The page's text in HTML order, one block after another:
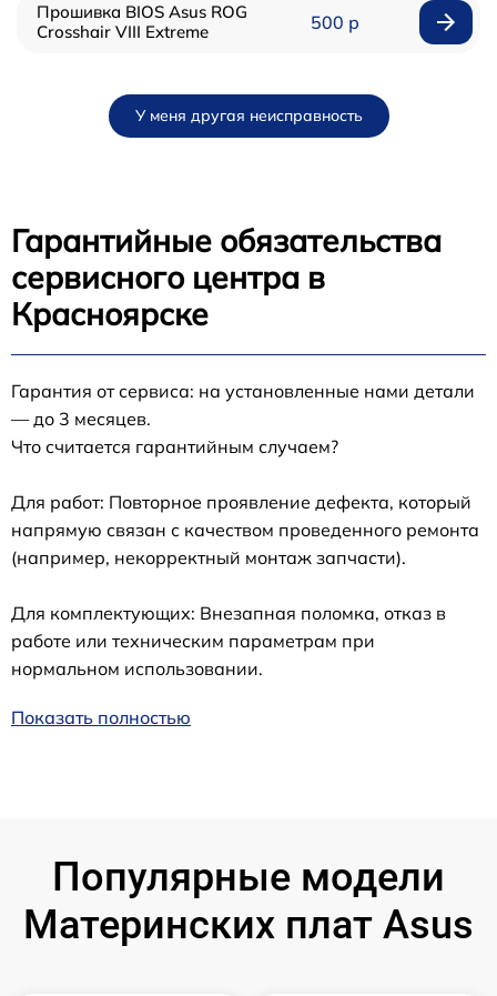
Прошивка BIOS Asus ROG
Crosshair VIII Extreme
500 р
У меня другая неисправность
Гарантийные обязательства
сервисного центра в
Красноярске
Гарантия от сервиса: на установленные нами детали
— до 3 месяцев.
Что считается гарантийным случаем?
Для работ: Повторное проявление дефекта, который
напрямую связан с качеством проведенного ремонта
(например, некорректный монтаж запчасти).
Для комплектующих: Внезапная поломка, отказ в
работе или техническим параметрам при
нормальном использовании.
Показать полностью
Популярные модели
Материнских плат Asus